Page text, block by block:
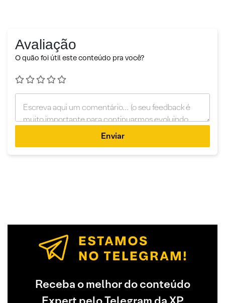
Avaliação
O quão foi útil este conteúdo pra você?
Enviar
Receba o melhor do conteúdo